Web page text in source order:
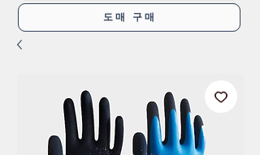
도매 구매